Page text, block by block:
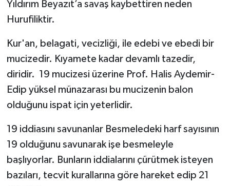
Yıldırım Beyazıt’a savaş kaybettiren neden
Hurufiliktir.
Kur'an, belagati, vecizliği, ile edebi ve ebedi bir
mucizedir. Kıyamete kadar devamlı tazedir,
diridir. 19 mucizesi üzerine Prof. Halis Aydemir-
Edip yüksel münazarası bu mucizenin balon
olduğunu ispat için yeterlidir.
19 iddiasını savunanlar Besmeledeki harf sayısının
19 olduğunu savunarak işe besmeleyle
başlıyorlar. Bunların iddialarını çürütmek isteyen
bazıları, tecvit kurallarına göre hareket edip 21
SPOR
TARİH
TASAVVUF
YAŞAM VE ÇEVRE